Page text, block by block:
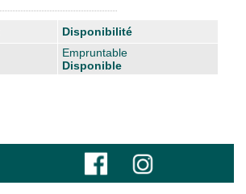
Disponibilité
Empruntable
Disponible